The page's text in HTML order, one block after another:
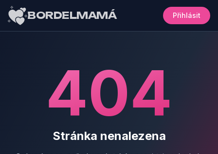
BORDELMAMÁ Přihlásit
404
Stránka nenalezena